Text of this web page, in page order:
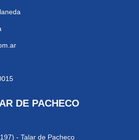
DE PACHECO
- Talar de Pacheco